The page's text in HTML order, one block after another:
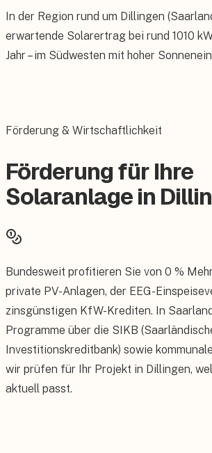
In der Region rund um Dillingen
erwartende Solarertrag bei rund 1010
Jahr – im Südwesten mit hoher
Förderung & Wirtschaftlichkeit
Förderung für Ihre
Solaranlage in
Bundesweit profitieren Sie von 0 %
private PV-Anlagen, der EEG-
zinsgünstigen KfW-Krediten. In
Programme über die SIKB
Investitionskreditbank) sowie
wir prüfen für Ihr Projekt in Dillingen,
aktuell passt.